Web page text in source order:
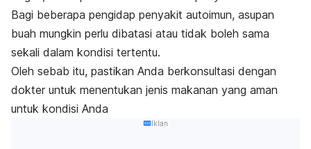
Bagi beberapa pengidap penyakit autoimun, asupan
buah mungkin perlu dibatasi atau tidak boleh sama
sekali dalam kondisi tertentu.
Oleh sebab itu, pastikan Anda berkonsultasi dengan
dokter untuk menentukan jenis makanan yang aman
untuk kondisi Anda
Iklan